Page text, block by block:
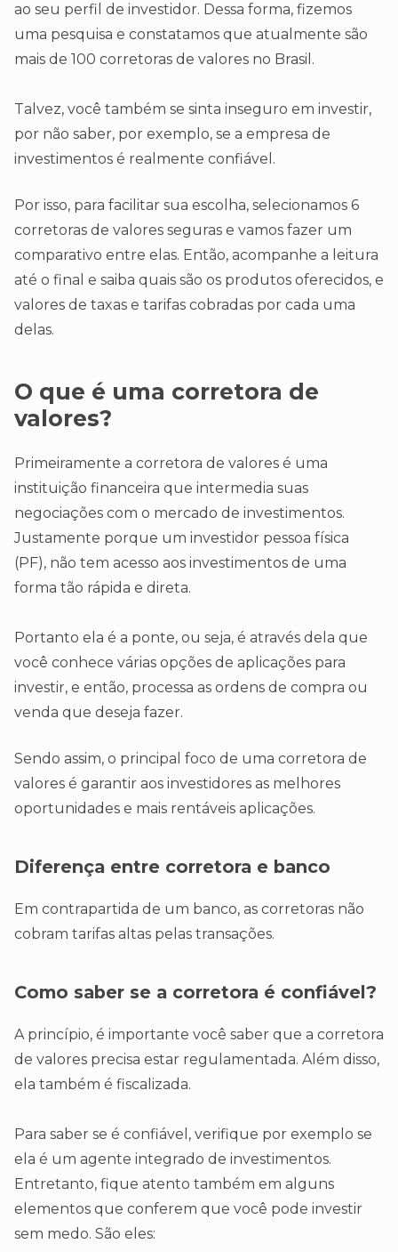
ao seu perfil de investidor. Dessa forma, fizemos
uma pesquisa e constatamos que atualmente são
mais de 100 corretoras de valores no Brasil.
Talvez, você também se sinta inseguro em investir,
por não saber, por exemplo, se a empresa de
investimentos é realmente confiável.
Por isso, para facilitar sua escolha, selecionamos 6
corretoras de valores seguras e vamos fazer um
comparativo entre elas. Então, acompanhe a leitura
até o final e saiba quais são os produtos oferecidos, e
valores de taxas e tarifas cobradas por cada uma
delas.
O que é uma corretora de
valores?
Primeiramente a corretora de valores é uma
instituição financeira que intermedia suas
negociações com o mercado de investimentos.
Justamente porque um investidor pessoa física
(PF), não tem acesso aos investimentos de uma
forma tão rápida e direta.
Portanto ela é a ponte, ou seja, é através dela que
você conhece várias opções de aplicações para
investir, e então, processa as ordens de compra ou
venda que deseja fazer.
Sendo assim, o principal foco de uma corretora de
valores é garantir aos investidores as melhores
oportunidades e mais rentáveis aplicações.
Diferença entre corretora e banco
Em contrapartida de um banco, as corretoras não
cobram tarifas altas pelas transações.
Como saber se a corretora é confiável?
A princípio, é importante você saber que a corretora
de valores precisa estar regulamentada. Além disso,
ela também é fiscalizada.
Para saber se é confiável, verifique por exemplo se
ela é um agente integrado de investimentos.
Entretanto, fique atento também em alguns
elementos que conferem que você pode investir
sem medo. São eles: